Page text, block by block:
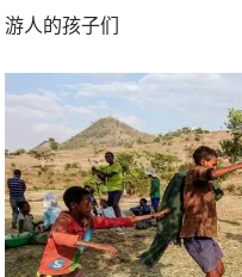
游人的孩子们